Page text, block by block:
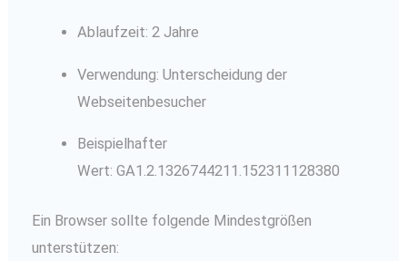
Ablaufzeit: 2 Jahre
Verwendung: Unterscheidung der
Webseitenbesucher
Beispielhafter
Wert: GA1.2.1326744211.152311128380
Ein Browser sollte folgende Mindestgrößen
unterstützen: